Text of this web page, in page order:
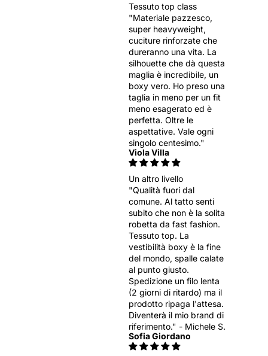
Tessuto top class
"Materiale pazzesco,
super heavyweight,
cuciture rinforzate che
dureranno una vita. La
silhouette che dà questa
maglia è incredibile, un
boxy vero. Ho preso una
taglia in meno per un fit
meno esagerato ed è
perfetta. Oltre le
aspettative. Vale ogni
singolo centesimo."
Viola Villa
Un altro livello
"Qualità fuori dal
comune. Al tatto senti
subito che non è la solita
robetta da fast fashion.
Tessuto top. La
vestibilità boxy è la fine
del mondo, spalle calate
al punto giusto.
Spedizione un filo lenta
(2 giorni di ritardo) ma il
prodotto ripaga l'attesa.
Diventerà il mio brand di
riferimento." - Michele S.
Sofia Giordano